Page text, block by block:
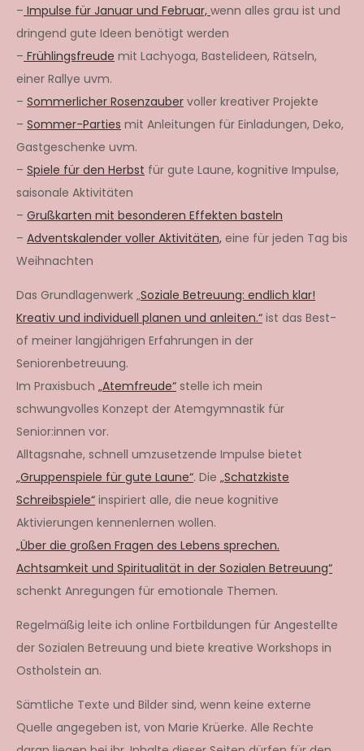
– Impulse für Januar und Februar, wenn alles grau ist und
dringend gute Ideen benötigt werden
– Frühlingsfreude mit Lachyoga, Bastelideen, Rätseln,
einer Rallye uvm.
– Sommerlicher Rosenzauber voller kreativer Projekte
– Sommer-Parties mit Anleitungen für Einladungen, Deko,
Gastgeschenke uvm.
– Spiele für den Herbst für gute Laune, kognitive Impulse,
saisonale Aktivitäten
– Grußkarten mit besonderen Effekten basteln
– Adventskalender voller Aktivitäten, eine für jeden Tag bis
Weihnachten
Das Grundlagenwerk „Soziale Betreuung: endlich klar!
Kreativ und individuell planen und anleiten.“ ist das Best-
of meiner langjährigen Erfahrungen in der
Seniorenbetreuung.
Im Praxisbuch „Atemfreude“ stelle ich mein
schwungvolles Konzept der Atemgymnastik für
Senior:innen vor.
Alltagsnahe, schnell umzusetzende Impulse bietet
„Gruppenspiele für gute Laune“. Die „Schatzkiste
Schreibspiele“ inspiriert alle, die neue kognitive
Aktivierungen kennenlernen wollen.
„Über die großen Fragen des Lebens sprechen.
Achtsamkeit und Spiritualität in der Sozialen Betreuung“
schenkt Anregungen für emotionale Themen.
Regelmäßig leite ich online Fortbildungen für Angestellte
der Sozialen Betreuung und biete kreative Workshops in
Ostholstein an.
Sämtliche Texte und Bilder sind, wenn keine externe
Quelle angegeben ist, von Marie Krüerke. Alle Rechte